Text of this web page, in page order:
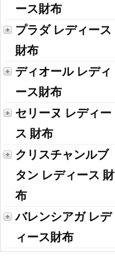
ース財布
プラダ レディース
財布
ディオール レディ
ース財布
セリーヌ レディー
ス 財布
クリスチャンルブ
タン レディース 財
布
バレンシアガ レデ
ィース財布